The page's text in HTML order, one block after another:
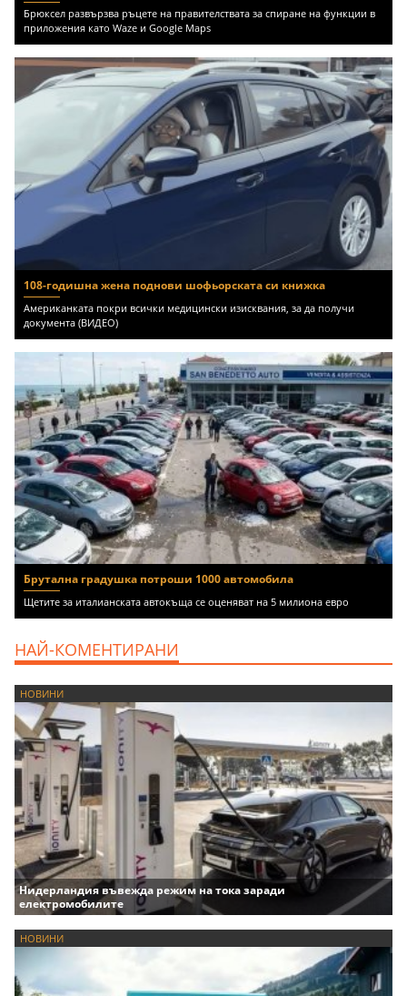
Брюксел развързва ръцете на правителствата за спиране на функции в
приложения като Waze и Google Maps
108-годишна жена поднови шофьорската си книжка
Американката покри всички медицински изисквания, за да получи
документа (ВИДЕО)
Брутална градушка потроши 1000 автомобила
Щетите за италианската автокъща се оценяват на 5 милиона евро
НАЙ-КОМЕНТИРАНИ
НОВИНИ
Нидерландия въвежда режим на тока заради
електромобилите
НОВИНИ